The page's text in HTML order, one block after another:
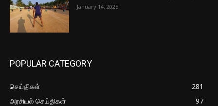
January 14, 2025
POPULAR CATEGORY
செய்திகள்
281
அரசியல் செய்திகள்
97